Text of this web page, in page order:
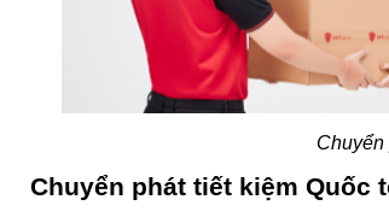
Chuyển
Chuyển phát tiết kiệm Quốc